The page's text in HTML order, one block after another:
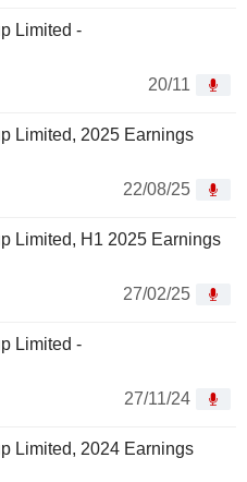
Limited -
20/11
Limited, 2025 Earnings
22/08/25
Limited, H1 2025 Earnings
27/02/25
Limited -
27/11/24
Limited, 2024 Earnings